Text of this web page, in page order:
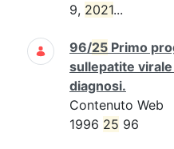
9, 2021...
96/25 Primo
sullepatite
diagnosi.
Contenuto Web
1996 25 96